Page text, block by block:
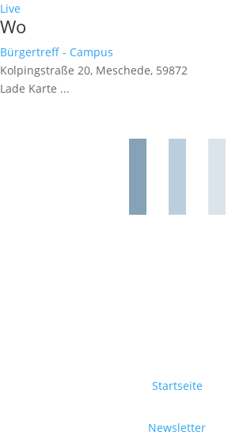
Live
Wo
Bürgertreff - Campus
Kolpingstraße 20, Meschede, 59872
Lade Karte ...
Startseite
Newsletter